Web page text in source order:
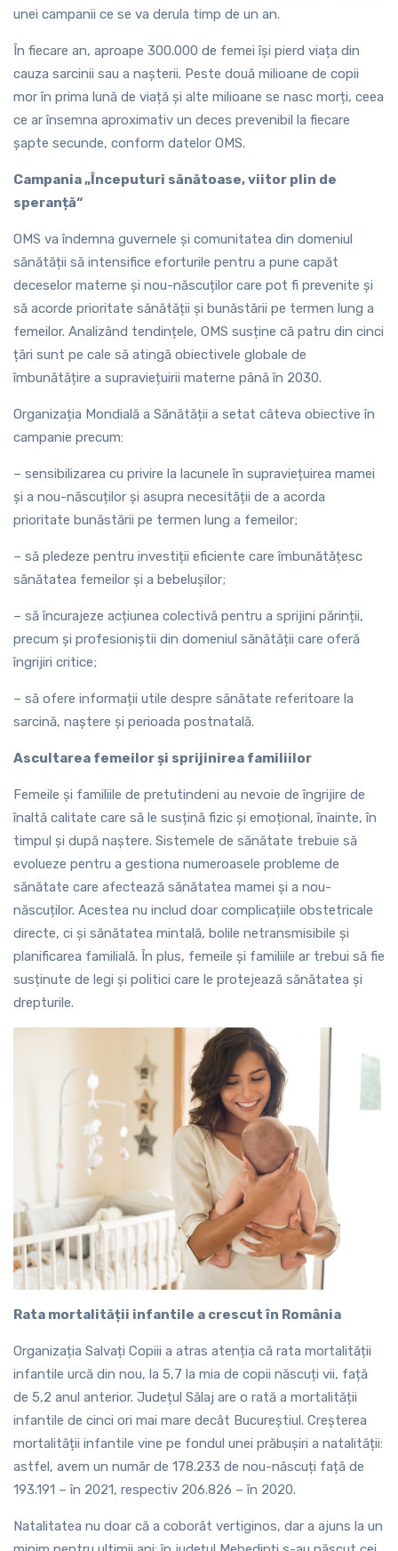
unei campanii ce se va derula timp de un an.
În fiecare an, aproape 300.000 de femei își pierd viața din
cauza sarcinii sau a nașterii. Peste două milioane de copii
mor în prima lună de viață și alte milioane se nasc morți, ceea
ce ar însemna aproximativ un deces prevenibil la fiecare
șapte secunde, conform datelor OMS.
Campania „Începuturi sănătoase, viitor plin de
speranță“
OMS va îndemna guvernele și comunitatea din domeniul
sănătății să intensifice eforturile pentru a pune capăt
deceselor materne și nou-născuților care pot fi prevenite și
să acorde prioritate sănătății și bunăstării pe termen lung a
femeilor. Analizând tendințele, OMS susține că patru din cinci
țări sunt pe cale să atingă obiectivele globale de
îmbunătățire a supraviețuirii materne până în 2030.
Organizația Mondială a Sănătății a setat câteva obiective în
campanie precum:
– sensibilizarea cu privire la lacunele în supraviețuirea mamei
și a nou-născuților și asupra necesității de a acorda
prioritate bunăstării pe termen lung a femeilor;
– să pledeze pentru investiții eficiente care îmbunătățesc
sănătatea femeilor și a bebelușilor;
– să încurajeze acțiunea colectivă pentru a sprijini părinții,
precum și profesioniștii din domeniul sănătății care oferă
îngrijiri critice;
– să ofere informații utile despre sănătate referitoare la
sarcină, naștere și perioada postnatală.
Ascultarea femeilor și sprijinirea familiilor
Femeile și familiile de pretutindeni au nevoie de îngrijire de
înaltă calitate care să le susțină fizic și emoțional, înainte, în
timpul și după naștere. Sistemele de sănătate trebuie să
evolueze pentru a gestiona numeroasele probleme de
sănătate care afectează sănătatea mamei și a nou-
născuților. Acestea nu includ doar complicațiile obstetricale
directe, ci și sănătatea mintală, bolile netransmisibile și
planificarea familială. În plus, femeile și familiile ar trebui să fie
susținute de legi și politici care le protejează sănătatea și
drepturile.
Rata mortalității infantile a crescut în România
Organizația Salvați Copiii a atras atenția că rata mortalității
infantile urcă din nou, la 5,7 la mia de copii născuți vii, față
de 5,2 anul anterior. Județul Sălaj are o rată a mortalității
infantile de cinci ori mai mare decât Bucureștiul. Creșterea
mortalității infantile vine pe fondul unei prăbușiri a natalității:
astfel, avem un număr de 178.233 de nou-născuți față de
193.191 – în 2021, respectiv 206.826 – în 2020.
Natalitatea nu doar că a coborât vertiginos, dar a ajuns la un